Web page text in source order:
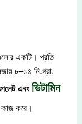
একটি। প্রতি
৮–১৪ মি.গ্রা.
এবং ভিটামিন
করে।